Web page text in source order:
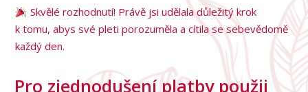
Skvělé rozhodnutí! Právě jsi udělala důležitý krok
k tomu, abys své pleti porozuměla a cítila se sebevědomě
každý den.
Pro zjednodušení platby použij